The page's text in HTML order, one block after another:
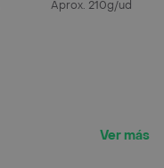
Aprox. 210g/ud
Ver más